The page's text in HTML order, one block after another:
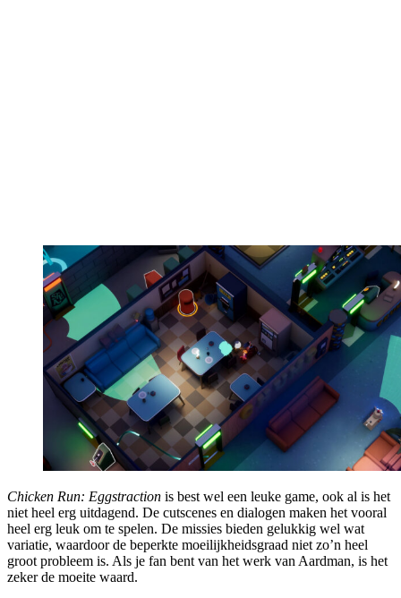
Chicken Run: Eggstraction is best wel een leuke game, ook al is het
niet heel erg uitdagend. De cutscenes en dialogen maken het vooral
heel erg leuk om te spelen. De missies bieden gelukkig wel wat
variatie, waardoor de beperkte moeilijkheidsgraad niet zo’n heel
groot probleem is. Als je fan bent van het werk van Aardman, is het
zeker de moeite waard.